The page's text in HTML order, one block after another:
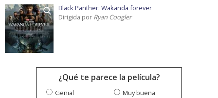
Black Panther: Wakanda forever
Dirigida por Ryan Coogler
¿Qué te parece la película?
Genial
Muy buena